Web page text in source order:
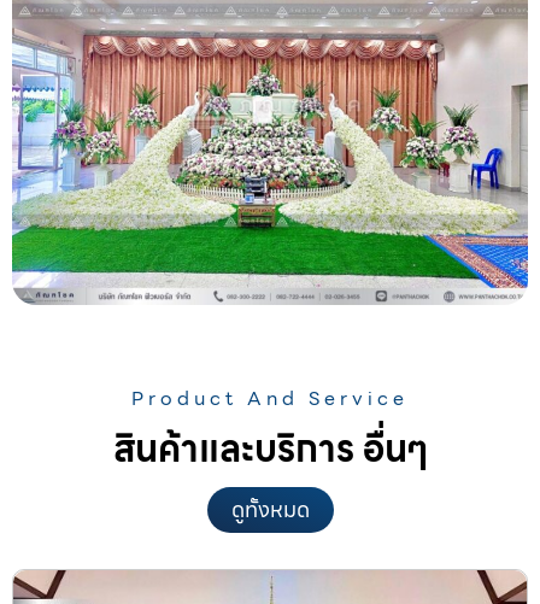
Product And Service
สินค้าและบริการ อื่นๆ
ดูทั้งหมด